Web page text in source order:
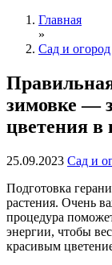
Главная
»
Сад и огород
зимовке —
цветения в
25.09.2023 Сад и
Подготовка
растения. Очень
процедура
энергии, чтобы
красивым